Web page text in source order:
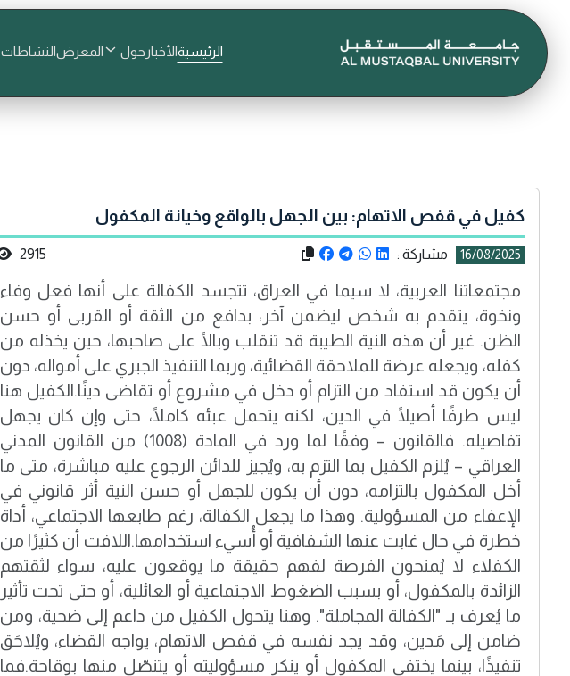
الرئيسيةالأخبار حول المعرضالنشاطات
كفيل في قفص الاتهام: بين الجهل بالواقع وخيانة المكفول
16/08/2025 مشاركة : 2915
مجتمعاتنا العربية، لا سيما في العراق، تتجسد الكفالة على أنها فعل وفاء
ونخوة، يتقدم به شخص ليضمن آخر، بدافع من الثقة أو القربى أو حسن
الظن. غير أن هذه النية الطيبة قد تنقلب وبالًا على صاحبها، حين يخذله من
كفله، ويجعله عرضة للملاحقة القضائية، وربما التنفيذ الجبري على أمواله، دون
أن يكون قد استفاد من التزام أو دخل في مشروع أو تقاضى دينًا.الكفيل هنا
ليس طرفًا أصيلًا في الدين، لكنه يتحمل عبئه كاملًا، حتى وإن كان يجهل
تفاصيله. فالقانون – وفقًا لما ورد في المادة (1008) من القانون المدني
العراقي – يُلزم الكفيل بما التزم به، ويُجيز للدائن الرجوع عليه مباشرة، متى ما
أخل المكفول بالتزامه، دون أن يكون للجهل أو حسن النية أثر قانوني في
الإعفاء من المسؤولية. وهذا ما يجعل الكفالة، رغم طابعها الاجتماعي، أداة
خطرة في حال غابت عنها الشفافية أو أُسيء استخدامها.اللافت أن كثيرًا من
الكفلاء لا يُمنحون الفرصة لفهم حقيقة ما يوقعون عليه، سواء لثقتهم
الزائدة بالمكفول، أو بسبب الضغوط الاجتماعية أو العائلية، أو حتى تحت تأثير
ما يُعرف بـ "الكفالة المجاملة". وهنا يتحول الكفيل من داعم إلى ضحية، ومن
ضامن إلى مَدين، وقد يجد نفسه في قفص الاتهام، يواجه القضاء، ويُلاحَق
تنفيذًا، بينما يختفي المكفول أو ينكر مسؤوليته أو يتنصّل منها بوقاحة.فما